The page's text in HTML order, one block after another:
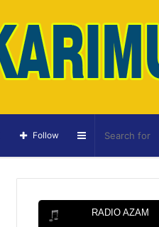
Sidebar
Follow